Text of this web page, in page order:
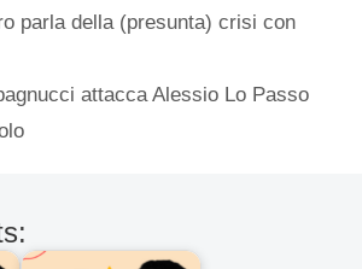
parla della (presunta) crisi con
attacca Alessio Lo Passo